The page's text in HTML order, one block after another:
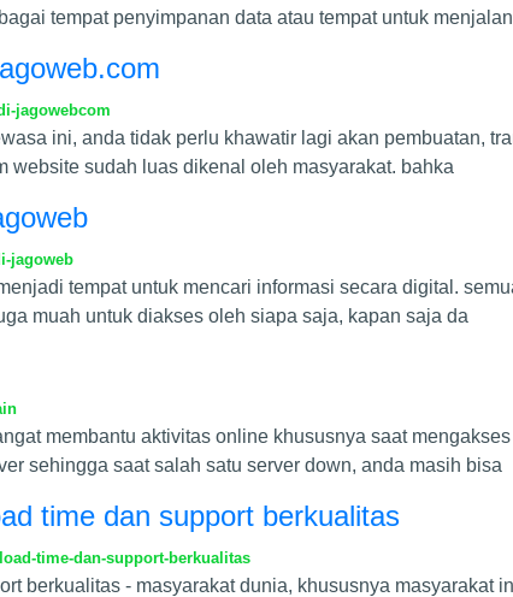
tempat penyimpanan data atau tempat untuk
jagowebcom
ini, anda tidak perlu khawatir lagi akan pembuatan,
sudah luas dikenal oleh masyarakat. bahka
jagoweb
tempat untuk mencari informasi secara digital.
muah untuk diakses oleh siapa saja, kapan saja da
membantu aktivitas online khususnya saat
sehingga saat salah satu server down, anda masih bisa
time dan support berkualitas
time-dan-support-berkualitas
berkualitas - masyarakat dunia, khususnya masyarakat